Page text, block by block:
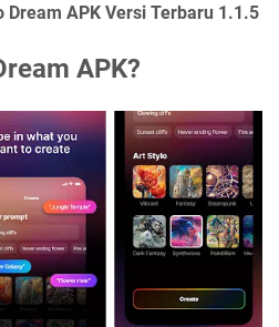
Dream APK Versi Terbaru 1.1.5
APK?